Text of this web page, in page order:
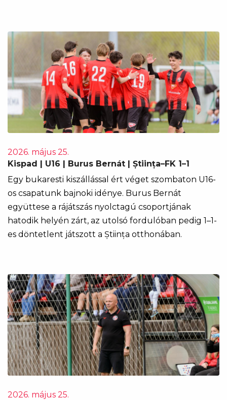
2026. május 25.
Kispad | U16 | Burus Bernát | Știința–FK 1–1
Egy bukaresti kiszállással ért véget szombaton U16-
os csapatunk bajnoki idénye. Burus Bernát
együttese a rájátszás nyolctagú csoportjának
hatodik helyén zárt, az utolsó fordulóban pedig 1–1-
es döntetlent játszott a Știința otthonában.
2026. május 25.